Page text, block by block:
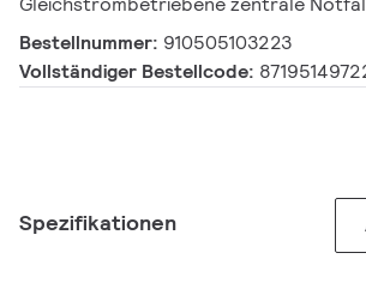
Bestellnummer: 910505103223
Vollständiger Bestellcode:
Spezifikationen